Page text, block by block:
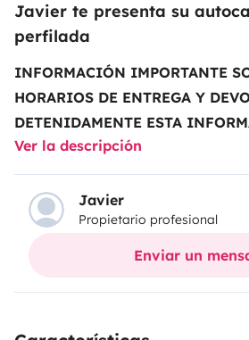
Javier te presenta su
perfilada
INFORMACIÓN IMPORTANTE
HORARIOS DE ENTREGA Y
DETENIDAMENTE ESTA
RESERVAR EL
VEHÍCULO
son los horarios que rigen la
reserva final de Yescapa indique
vehículos:Lunes a viernes
Ver la descripción
Javier
Propietario profesional
Enviar un